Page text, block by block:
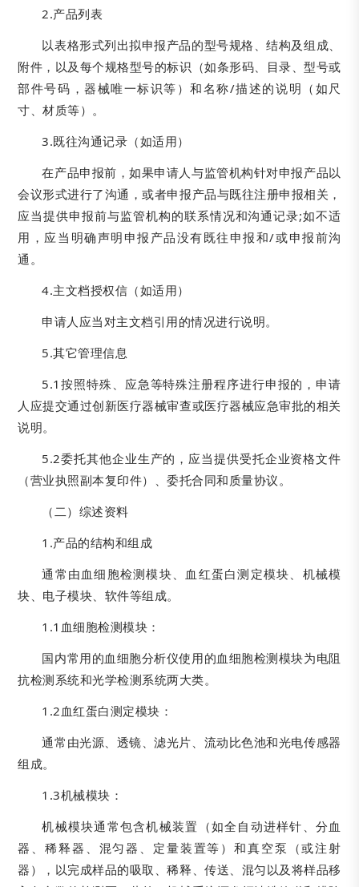
2.产品列表
以表格形式列出拟申报产品的型号规格、结构及组成、
附件，以及每个规格型号的标识（如条形码、目录、型号或
部件号码，器械唯一标识等）和名称/描述的说明（如尺
寸、材质等）。
3.既往沟通记录（如适用）
在产品申报前，如果申请人与监管机构针对申报产品以
会议形式进行了沟通，或者申报产品与既往注册申报相关，
应当提供申报前与监管机构的联系情况和沟通记录;如不适
用，应当明确声明申报产品没有既往申报和/或申报前沟
通。
4.主文档授权信（如适用）
申请人应当对主文档引用的情况进行说明。
5.其它管理信息
5.1按照特殊、应急等特殊注册程序进行申报的，申请
人应提交通过创新医疗器械审查或医疗器械应急审批的相关
说明。
5.2委托其他企业生产的，应当提供受托企业资格文件
（营业执照副本复印件）、委托合同和质量协议。
（二）综述资料
1.产品的结构和组成
通常由血细胞检测模块、血红蛋白测定模块、机械模
块、电子模块、软件等组成。
1.1血细胞检测模块：
国内常用的血细胞分析仪使用的血细胞检测模块为电阻
抗检测系统和光学检测系统两大类。
1.2血红蛋白测定模块：
通常由光源、透镜、滤光片、流动比色池和光电传感器
组成。
1.3机械模块：
机械模块通常包含机械装置（如全自动进样针、分血
器、稀释器、混匀器、定量装置等）和真空泵（或注射
器），以完成样品的吸取、稀释、传送、混匀以及将样品移